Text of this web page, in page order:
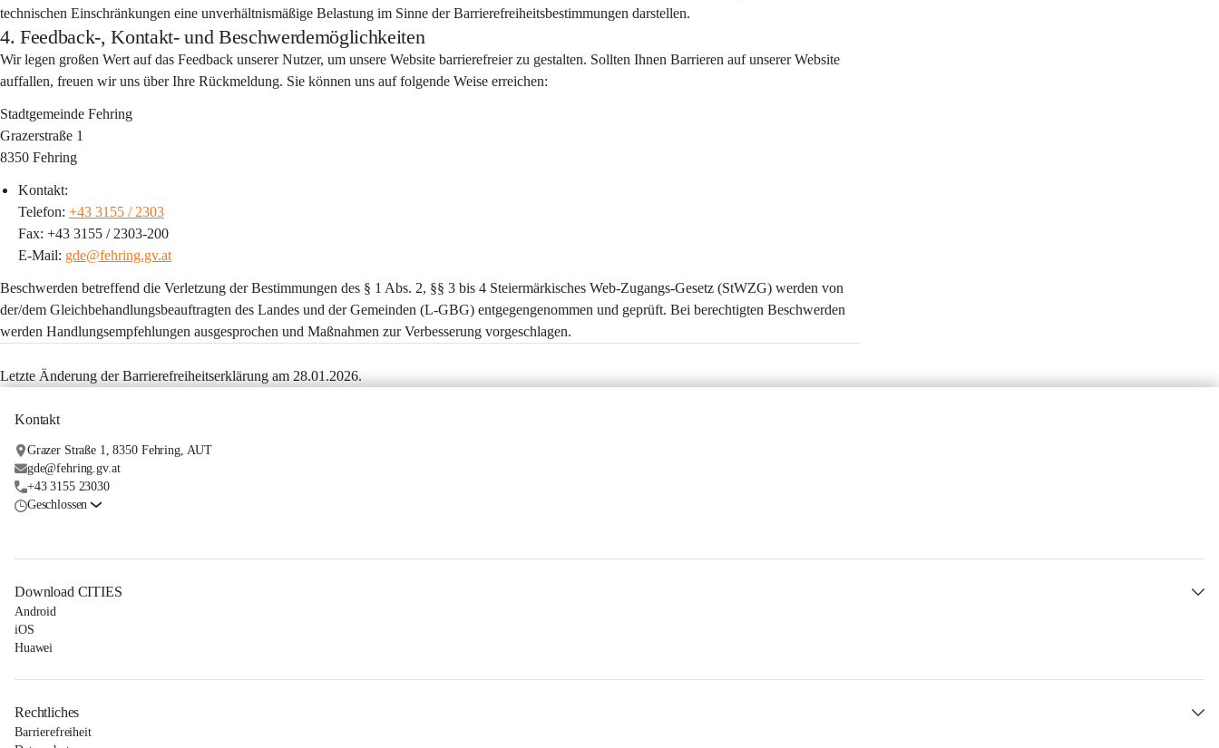
technischen Einschränkungen eine unverhältnismäßige Belastung im Sinne der Barrierefreiheitsbestimmungen darstellen.
4. Feedback-, Kontakt- und Beschwerdemöglichkeiten
Wir legen großen Wert auf das Feedback unserer Nutzer, um unsere Website barrierefreier zu gestalten. Sollten Ihnen Barrieren auf unserer Website
auffallen, freuen wir uns über Ihre Rückmeldung. Sie können uns auf folgende Weise erreichen:
Stadtgemeinde Fehring
Grazerstraße 1
8350 Fehring
Kontakt:
Telefon: +43 3155 / 2303
Fax: +43 3155 / 2303-200
E-Mail: gde@fehring.gv.at
Beschwerden betreffend die Verletzung der Bestimmungen des § 1 Abs. 2, §§ 3 bis 4 Steiermärkisches Web-Zugangs-Gesetz (StWZG) werden von
der/dem Gleichbehandlungsbeauftragten des Landes und der Gemeinden (L-GBG) entgegengenommen und geprüft. Bei berechtigten Beschwerden
werden Handlungsempfehlungen ausgesprochen und Maßnahmen zur Verbesserung vorgeschlagen.
Letzte Änderung der Barrierefreiheitserklärung am 28.01.2026.
Kontakt
Grazer Straße 1, 8350 Fehring, AUT
gde@fehring.gv.at
+43 3155 23030
Geschlossen
Download CITIES
Android
iOS
Huawei
Rechtliches
Barrierefreiheit